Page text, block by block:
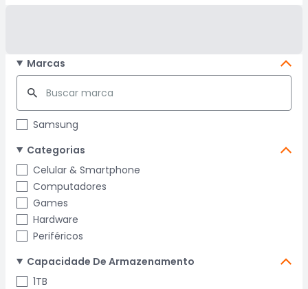
Marcas
Samsung
Categorias
Celular & Smartphone
Computadores
Games
Hardware
Periféricos
Capacidade De Armazenamento
1TB